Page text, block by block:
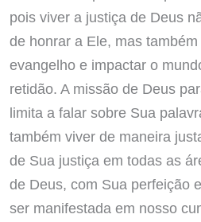
pois viver a justiça de Deus
de honrar a Ele, mas
evangelho e impactar o
retidão. A missão de Deus
limita a falar sobre Sua
também viver de maneira
de Sua justiça em todas as
de Deus, com Sua perfeição
ser manifestada em nosso